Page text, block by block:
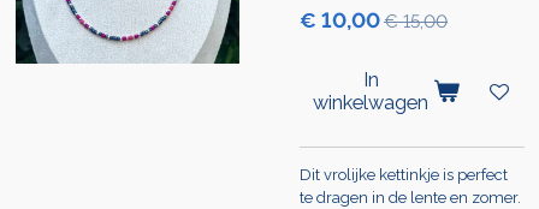
€ 10,00€ 15,00
In
winkelwagen
Dit vrolijke kettinkje is perfect
te dragen in de lente en zomer.